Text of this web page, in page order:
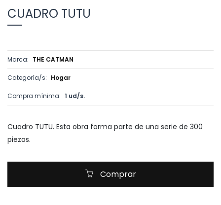
CUADRO TUTU
Marca: THE CATMAN
Categoría/s: Hogar
Compra mínima: 1 ud/s.
Cuadro TUTU. Esta obra forma parte de una serie de 300
piezas.
Comprar